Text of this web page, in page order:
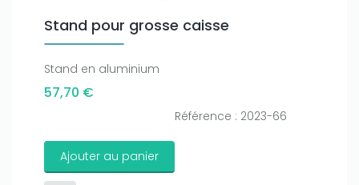
Stand pour grosse caisse
Stand en aluminium
57,70 €
Référence : 2023-66
Ajouter au panier